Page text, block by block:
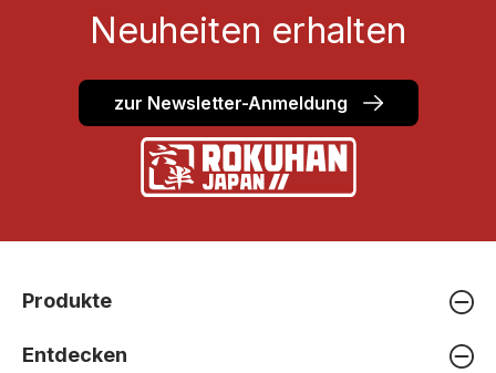
Neuheiten erhalten
zur Newsletter-Anmeldung
Produkte
Entdecken